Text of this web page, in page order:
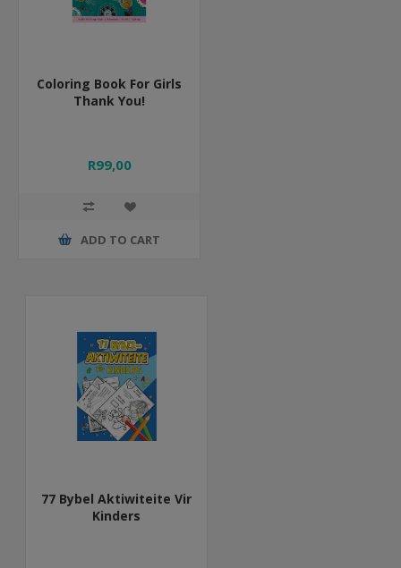
Coloring Book For Girls
Thank You!
R99,00
ADD TO CART
77 Bybel Aktiwiteite Vir
Kinders